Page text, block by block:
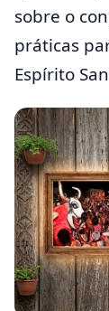
sobre o
práticas
Espírito